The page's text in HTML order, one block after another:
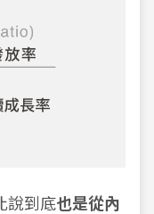
說到底也是從內